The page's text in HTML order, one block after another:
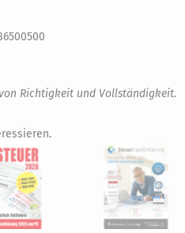
Richtigkeit und Vollständigkeit.